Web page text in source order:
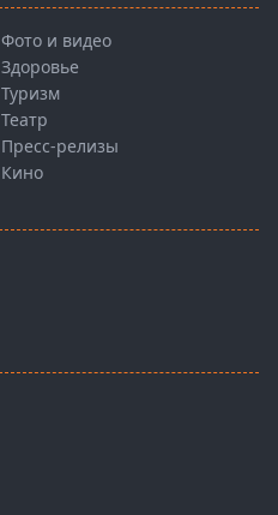
Фото и видео
Здоровье
Туризм
Театр
Пресс-релизы
Кино